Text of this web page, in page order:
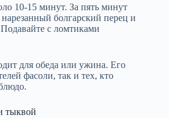
10-15 минут. За пять минут
нарезанный болгарский перец и
с ломтиками
для обеда или ужина. Его
фасоли, так и тех, кто
тыквой